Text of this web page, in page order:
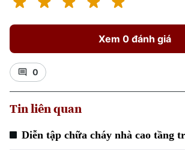
Xem 0 đánh giá
0
Tin liên quan
Diễn tập chữa cháy nhà cao tầng